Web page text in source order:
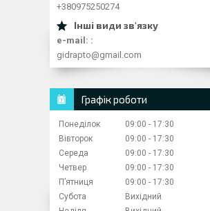
+380975250274
e-mail:
gidrapto@gmail.com
Графік роботи
Понеділок 09:00
17:30
Вівторок
09:00
17:30
Середа
09:00
17:30
Четвер
09:00
17:30
Пʼятниця
09:00
17:30
Субота
Вихідний